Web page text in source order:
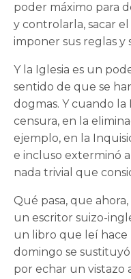
poder máximo para
y controlarla, sacar
imponer sus reglas y
Y la Iglesia es un
sentido de que se
dogmas. Y cuando
censura, en la
ejemplo, en la
e incluso exterminó
nada trivial que
Qué pasa, que
un escritor suizo-
un libro que leí hace
domingo se
por echar un vistazo